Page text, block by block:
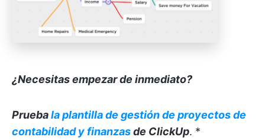
¿Necesitas empezar de inmediato?
Pruebala plantilla de gestión de proyectos de
contabilidad y finanzasde ClickUp. *